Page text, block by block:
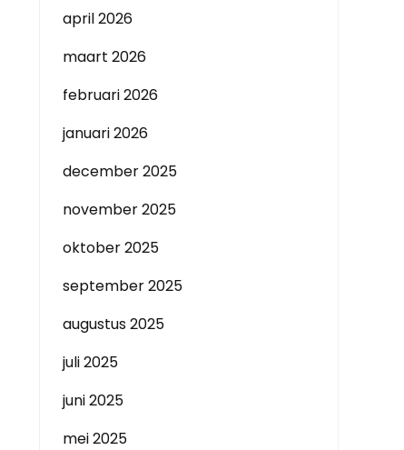
april 2026
maart 2026
februari 2026
januari 2026
december 2025
november 2025
oktober 2025
september 2025
augustus 2025
juli 2025
juni 2025
mei 2025